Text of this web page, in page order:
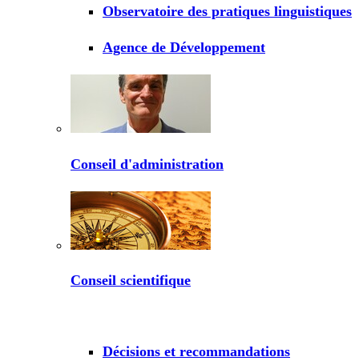
Observatoire des pratiques linguistiques
Agence de Développement
Conseil d'administration
Conseil scientifique
Décisions et recommandations